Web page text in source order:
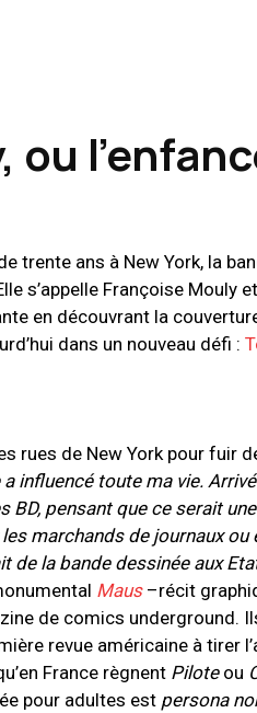
ou
trente ans à New York, la
s’appelle Françoise Mouly
en découvrant la
dans un nouveau défi :
rues de New York pour fuir
a influencé toute ma vie.
BD, pensant que ce serait
marchands de journaux
la bande dessinée aux
Maus–récit
de comics underground.
revue américaine à tirer
France règnent Piloteou
pour adultes est persona